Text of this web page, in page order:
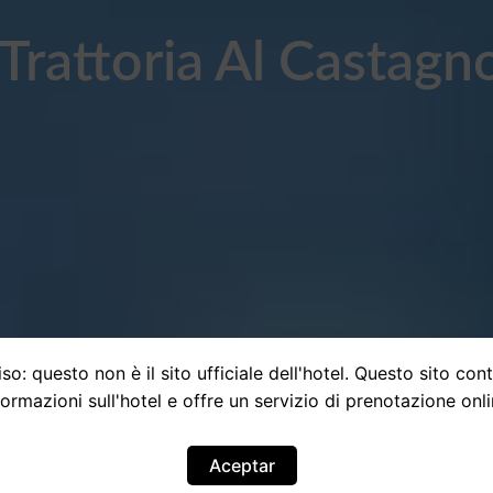
Al
questo non è il sito ufficiale dell'hotel. Questo sito
sull'hotel e offre un servizio di prenotazione
Aceptar